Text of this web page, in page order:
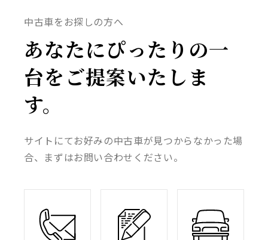
中古車をお探しの方へ
あなたにぴったりの一
台をご提案いたしま
す。
サイトにてお好みの中古車が見つからなかった場
合、まずはお問い合わせください。